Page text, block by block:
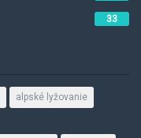
33
alpské lyžovanie